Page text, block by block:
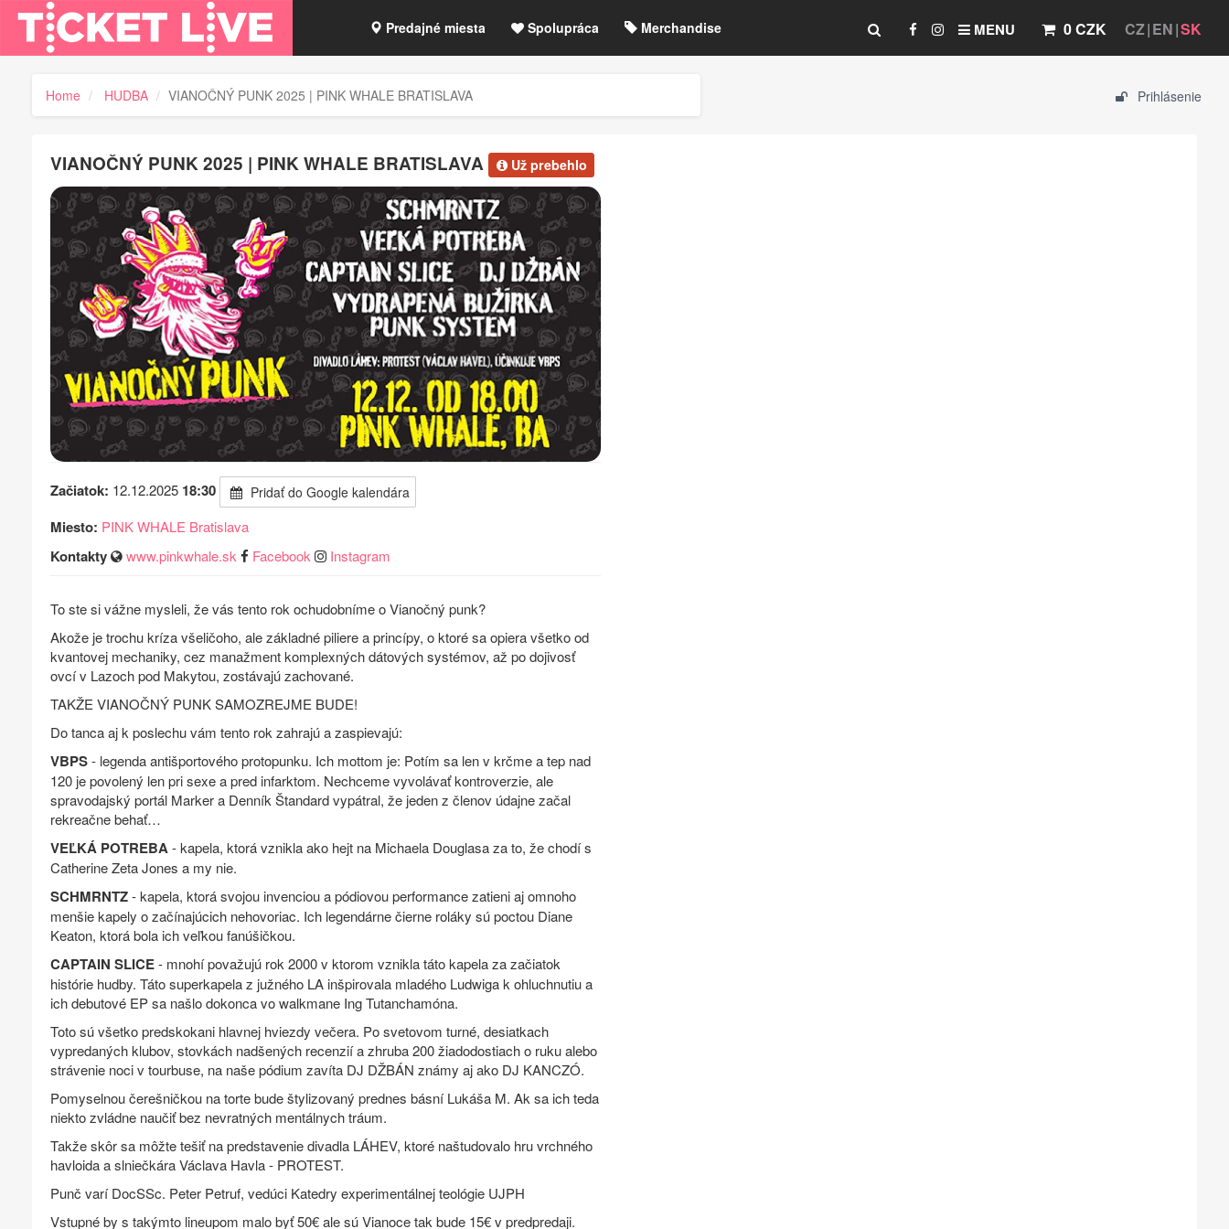
CZ EN SK
0 CZK
MENU
Predajné miesta Spolupráca Merchandise
Prihlásenie
Home HUDBA VIANOČNÝ PUNK 2025 | PINK WHALE BRATISLAVA
VIANOČNÝ PUNK 2025 | PINK WHALE BRATISLAVA Už prebehlo
Začiatok: 12.12.2025 18:30 Pridať do Google kalendára
Miesto: PINK WHALE Bratislava
Kontakty www.pinkwhale.sk Facebook Instagram
To ste si vážne mysleli, že vás tento rok ochudobníme o Vianočný punk?
Akože je trochu kríza všeličoho, ale základné piliere a princípy, o ktoré sa opiera všetko od
kvantovej mechaniky, cez manažment komplexných dátových systémov, až po dojivosť
ovcí v Lazoch pod Makytou, zostávajú zachované.
TAKŽE VIANOČNÝ PUNK SAMOZREJME BUDE!
Do tanca aj k poslechu vám tento rok zahrajú a zaspievajú:
VBPS- legenda antišportového protopunku. Ich mottom je: Potím sa len v krčme a tep nad
120 je povolený len pri sexe a pred infarktom. Nechceme vyvolávať kontroverzie, ale
spravodajský portál Marker a Denník Štandard vypátral, že jeden z členov údajne začal
rekreačne behať…
VEĽKÁ POTREBA- kapela, ktorá vznikla ako hejt na Michaela Douglasa za to, že chodí s
Catherine Zeta Jones a my nie.
SCHMRNTZ- kapela, ktorá svojou invenciou a pódiovou performance zatieni aj omnoho
menšie kapely o začínajúcich nehovoriac. Ich legendárne čierne roláky sú poctou Diane
Keaton, ktorá bola ich veľkou fanúšičkou.
CAPTAIN SLICE- mnohí považujú rok 2000 v ktorom vznikla táto kapela za začiatok
histórie hudby. Táto superkapela z južného LA inšpirovala mladého Ludwiga k ohluchnutiu a
ich debutové EP sa našlo dokonca vo walkmane Ing Tutanchamóna.
Toto sú všetko predskokani hlavnej hviezdy večera. Po svetovom turné, desiatkach
vypredaných klubov, stovkách nadšených recenzií a zhruba 200 žiadodostiach o ruku alebo
strávenie noci v tourbuse, na naše pódium zavíta DJ DŽBÁN známy aj ako DJ KANCZÓ.
Pomyselnou čerešničkou na torte bude štylizovaný prednes básní Lukáša M. Ak sa ich teda
niekto zvládne naučiť bez nevratných mentálnych tráum.
Takže skôr sa môžte tešiť na predstavenie divadla LÁHEV, ktoré naštudovalo hru vrchného
havloida a slniečkára Václava Havla - PROTEST.
Punč varí DocSSc. Peter Petruf, vedúci Katedry experimentálnej teológie UJPH
Vstupné by s takýmto lineupom malo byť 50€ ale sú Vianoce tak bude 15€ v predpredaji.